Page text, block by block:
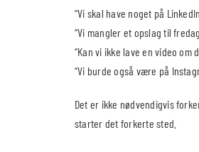
“Vi skal have noget på
“Vi mangler et opslag til
“Kan vi ikke lave en video om
“Vi burde også være på
Det er ikke nødvendigvis
starter det forkerte sted.